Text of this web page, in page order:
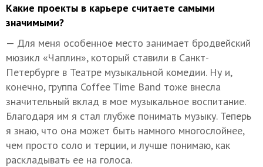
Какие проекты в карьере считаете самыми
значимыми?
— Для меня особенное место занимает бродвейский
мюзикл «Чаплин», который ставили в Санкт-
Петербурге в Театре музыкальной комедии. Ну и,
конечно, группа Coffee Time Band тоже внесла
значительный вклад в мое музыкальное воспитание.
Благодаря им я стал глубже понимать музыку. Теперь
я знаю, что она может быть намного многослойнее,
чем просто соло и терции, и лучше понимаю, как
раскладывать ее на голоса.